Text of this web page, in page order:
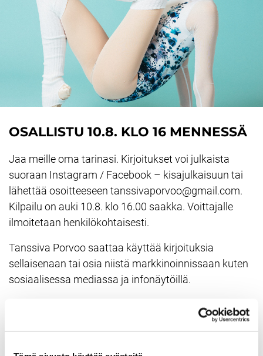
OSALLISTU 10.8. KLO 16 MENNESSÄ
Jaa meille oma tarinasi. Kirjoitukset voi julkaista
suoraan Instagram / Facebook – kisajulkaisuun tai
lähettää osoitteeseen tanssivaporvoo@gmail.com.
Kilpailu on auki 10.8. klo 16.00 saakka. Voittajalle
ilmoitetaan henkilökohtaisesti.
Tanssiva Porvoo saattaa käyttää kirjoituksia
sellaisenaan tai osia niistä markkinoinnissaan kuten
sosiaalisessa mediassa ja infonäytöillä.